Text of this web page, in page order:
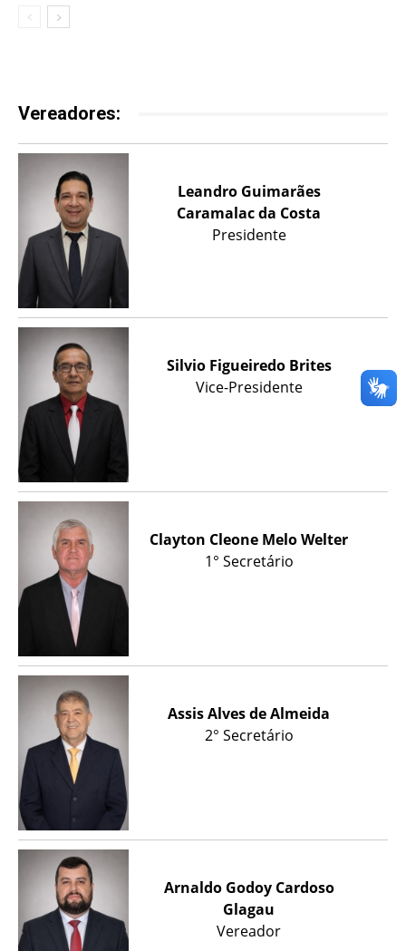
Vereadores:
Leandro Guimarães
Caramalac da Costa
Presidente
Silvio Figueiredo Brites
Vice-Presidente
Clayton Cleone Melo Welter
1° Secretário
Assis Alves de Almeida
2° Secretário
Arnaldo Godoy Cardoso
Glagau
Vereador